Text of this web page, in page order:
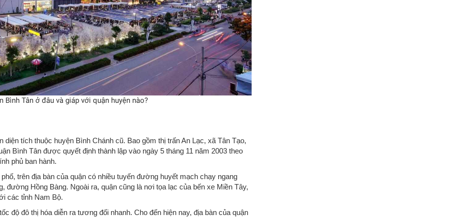
Bình Tân ở đâu và giáp với quận huyện nào?
diện tích thuộc huyện Bình Chánh cũ. Bao gồm thị trấn An Lạc, xã Tân Tạo,
Bình Tân được quyết định thành lập vào ngày 5 tháng 11 năm 2003 theo
phủ ban hành.
trên địa bàn của quận có nhiều tuyến đường huyết mạch chạy ngang
đường Hồng Bàng. Ngoài ra, quận cũng là nơi tọa lạc của bến xe Miền Tây,
các tỉnh Nam Bộ.
độ đô thị hóa diễn ra tương đối nhanh. Cho đến hiện nay, địa bàn của quận